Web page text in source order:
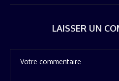
LAISSER UN